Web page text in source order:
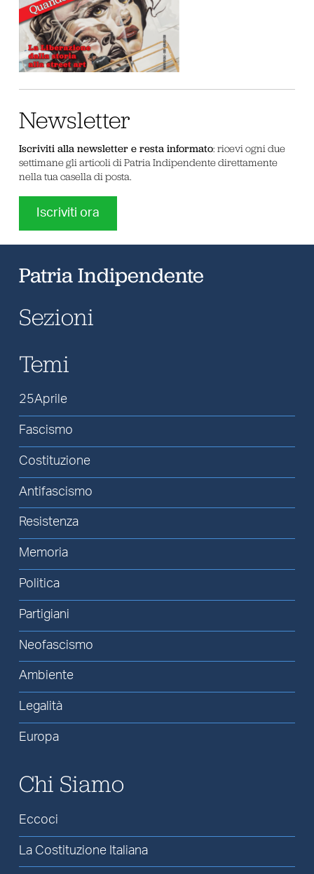
Newsletter
Iscriviti alla newsletter e resta informato: ricevi ogni due
settimane gli articoli di Patria Indipendente direttamente
nella tua casella di posta.
Iscriviti ora
Patria Indipendente
Sezioni
Temi
25Aprile
Fascismo
Costituzione
Antifascismo
Resistenza
Memoria
Politica
Partigiani
Neofascismo
Ambiente
Legalità
Europa
Chi Siamo
Eccoci
La Costituzione Italiana